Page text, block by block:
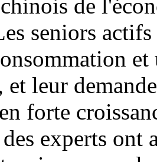
chinois de
seniors
leur
forte
experts ont